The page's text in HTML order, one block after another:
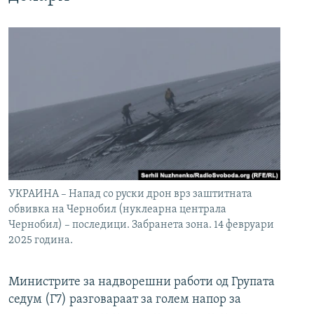
УКРАИНА – Напад со руски дрон врз заштитната
обвивка на Чернобил (нуклеарна централа
Чернобил) – последици. Забранета зона. 14 февруари
2025 година.
Министрите за надворешни работи од Групата
седум (Г7) разговараат за голем напор за